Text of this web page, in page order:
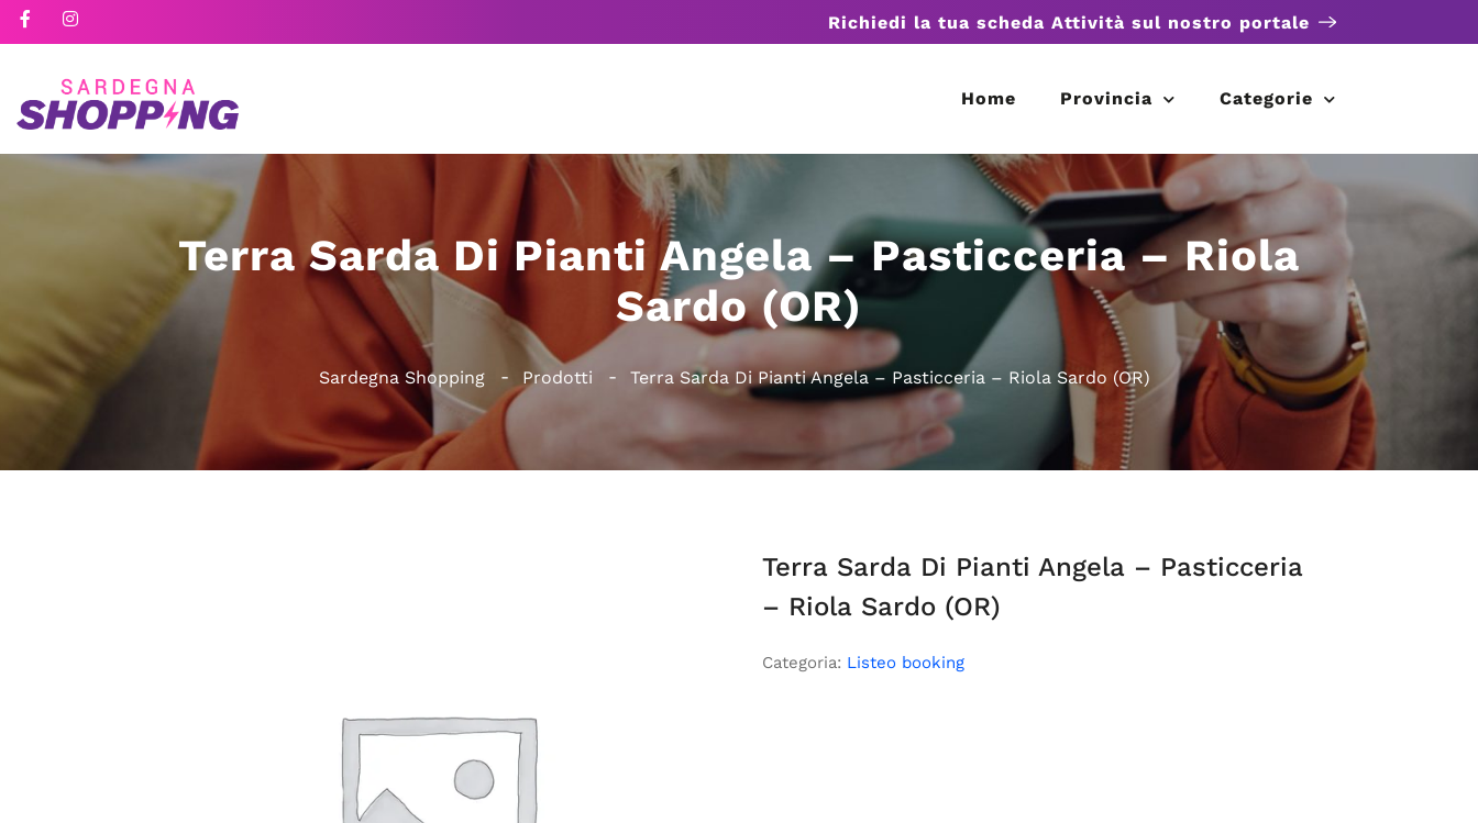
Richiedi la tua scheda Attività sul nostro portale
Home Provincia Categorie
Terra Sarda Di Pianti Angela – Pasticceria – Riola
Sardo (OR)
Sardegna Shopping Prodotti Terra Sarda Di Pianti Angela – Pasticceria – Riola Sardo (OR)
Terra Sarda Di Pianti Angela – Pasticceria
– Riola Sardo (OR)
Categoria: Listeo booking